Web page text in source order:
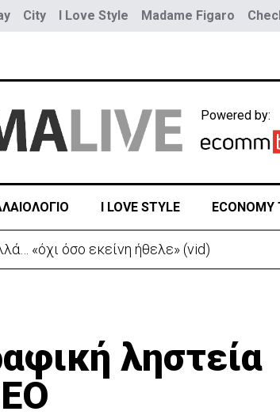
City I Love Style Madame Figaro
Powered by:
I LOVE STYLE ECONOMY
«όχι όσο εκείνη ήθελε» (vid)
ληστεία